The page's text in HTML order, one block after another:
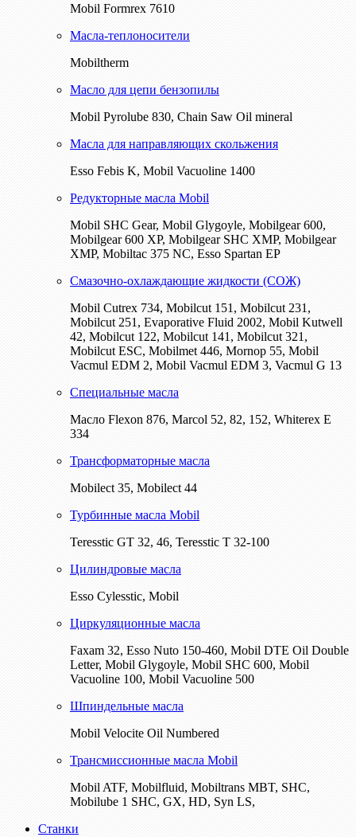
Mobil Formrex 7610
Масла-теплоносители
Mobiltherm
Масло для цепи бензопилы
Mobil Pyrolube 830, Chain Saw Oil mineral
Масла для направляющих скольжения
Esso Febis K, Mobil Vacuoline 1400
Редукторные масла Mobil
Mobil SHC Gear, Mobil Glygoyle, Mobilgear 600,
Mobilgear 600 XP, Mobilgear SHC XMP, Mobilgear
XМP, Mobiltac 375 NC, Esso Spartan EP
Смазочно-охлаждающие жидкости (СОЖ)
Mobil Cutrex 734, Mobilcut 151, Mobilcut 231,
Mobilcut 251, Evaporative Fluid 2002, Mobil Kutwell
42, Mobilcut 122, Mobilcut 141, Mobilcut 321,
Mobilcut ESC, Mobilmet 446, Mornop 55, Mobil
Vacmul EDM 2, Mobil Vacmul EDM 3, Vacmul G 13
Специальные масла
Масло Flexon 876, Marcol 52, 82, 152, Whiterex E
334
Трансформаторные масла
Mobilect 35, Mobilect 44
Турбинные масла Mobil
Teresstic GT 32, 46, Teresstic T 32-100
Цилиндровые масла
Esso Cylesstic, Mobil
Циркуляционные масла
Faxam 32, Esso Nuto 150-460, Mobil DTE Oil Double
Letter, Mobil Glygoyle, Mobil SHC 600, Mobil
Vacuoline 100, Mobil Vacuoline 500
Шпиндельные масла
Mobil Velocite Oil Numbered
Трансмиссионные масла Mobil
Mobil ATF, Mobilfluid, Mobiltrans MBT, SHC,
Mobilube 1 SHC, GX, HD, Syn LS,
Станки